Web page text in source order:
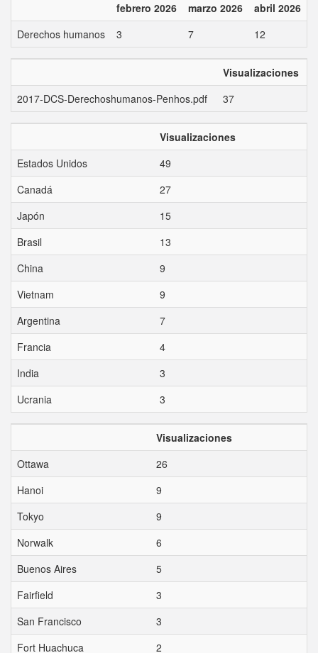
febrero 2026 marzo 2026 abril 2026
Derechos humanos
3 7 12
Visualizaciones
2017-DCS-Derechoshumanos-Penhos.pdf
37
Visualizaciones
Estados Unidos
49
Canadá
27
Japón
15
Brasil
13
China
9
Vietnam
9
Argentina
7
Francia
4
India
3
Ucrania
3
Visualizaciones
Ottawa
26
Hanoi
9
Tokyo
9
Norwalk
6
Buenos Aires
5
Fairfield
3
San Francisco
3
Fort Huachuca
2